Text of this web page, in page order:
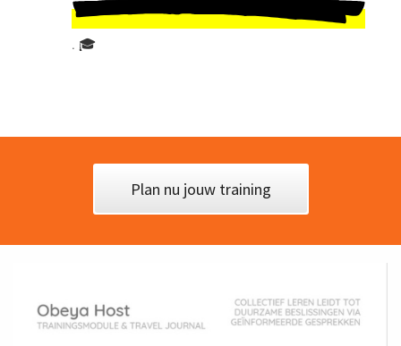
. 🎓
Plan nu jouw training